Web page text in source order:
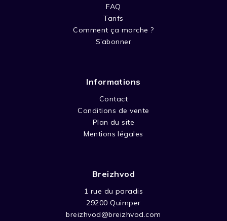
FAQ
Tarifs
Comment ça marche ?
S’abonner
Informations
Contact
Conditions de vente
Plan du site
Mentions légales
Breizhvod
1 rue du paradis
29200 Quimper
breizhvod@breizhvod.com